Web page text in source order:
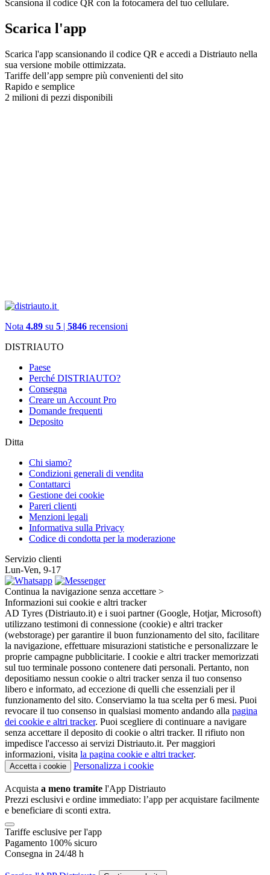
Scansiona il codice QR con la fotocamera del tuo cellulare.
Scarica l'app
Scarica l'app scansionando il codice QR e accedi a Distriauto nella
sua versione mobile ottimizzata.
Tariffe dell’app sempre più convenienti del sito
Rapido e semplice
2 milioni di pezzi disponibili
Nota 4.89 su 5 | 5846 recensioni
DISTRIAUTO
Paese
Perché DISTRIAUTO?
Consegna
Creare un Account Pro
Domande frequenti
Deposito
Ditta
Chi siamo?
Condizioni generali di vendita
Contattarci
Gestione dei cookie
Pareri clienti
Menzioni legali
Informativa sulla Privacy
Codice di condotta per la moderazione
Servizio clienti
Lun-Ven, 9-17
Continua la navigazione senza accettare >
Informazioni sui cookie e altri tracker
AD Tyres (Distriauto.it) e i suoi partner (Google, Hotjar, Microsoft)
utilizzano testimoni di connessione (cookie) e altri tracker
(webstorage) per garantire il buon funzionamento del sito, facilitare
la navigazione, effettuare misurazioni statistiche e personalizzare le
proprie campagne pubblicitarie. I cookie e altri tracker memorizzati
sul tuo terminale possono contenere dati personali. Pertanto, non
depositiamo nessun cookie o altri tracker senza il tuo consenso
libero e informato, ad eccezione di quelli che essenziali per il
funzionamento del sito. Conserviamo la tua scelta per 6 mesi. Puoi
revocare il tuo consenso in qualsiasi momento andando alla pagina
dei cookie e altri tracker. Puoi scegliere di continuare a navigare
senza accettare il deposito di cookie o altri tracker. Il rifiuto non
impedisce l'accesso ai servizi Distriauto.it. Per maggiori
informazioni, visita la pagina cookie e altri tracker.
Accetta i cookie Personalizza i cookie
Acquista a meno tramite l'App Distriauto
Prezzi esclusivi e ordine immediato: l’app per acquistare facilmente
e beneficiare di sconti extra.
Tariffe esclusive per l'app
Pagamento 100% sicuro
Consegna in 24/48 h